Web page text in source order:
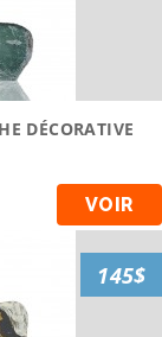
DÉCORATIVE
VOIR
145$